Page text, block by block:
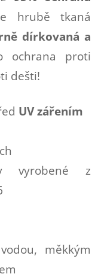
hrubě tkaná
dírkovaná a
ochrana proti
dešti!
UV zářením
vyrobené z
měkkým